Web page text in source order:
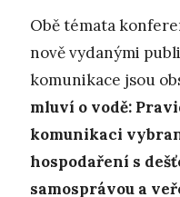
Obě témata
nově vydanými
komunikace jsou
mluví o vodě:
komunikaci
hospodaření s
samosprávou a